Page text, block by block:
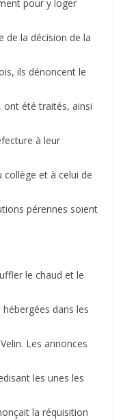
pour y loger
de la décision de la
ils dénoncent le
été traités, ainsi
à leur
collège et à celui de
pérennes soient
le chaud et le
dans les
Les annonces
les unes les
la réquisition